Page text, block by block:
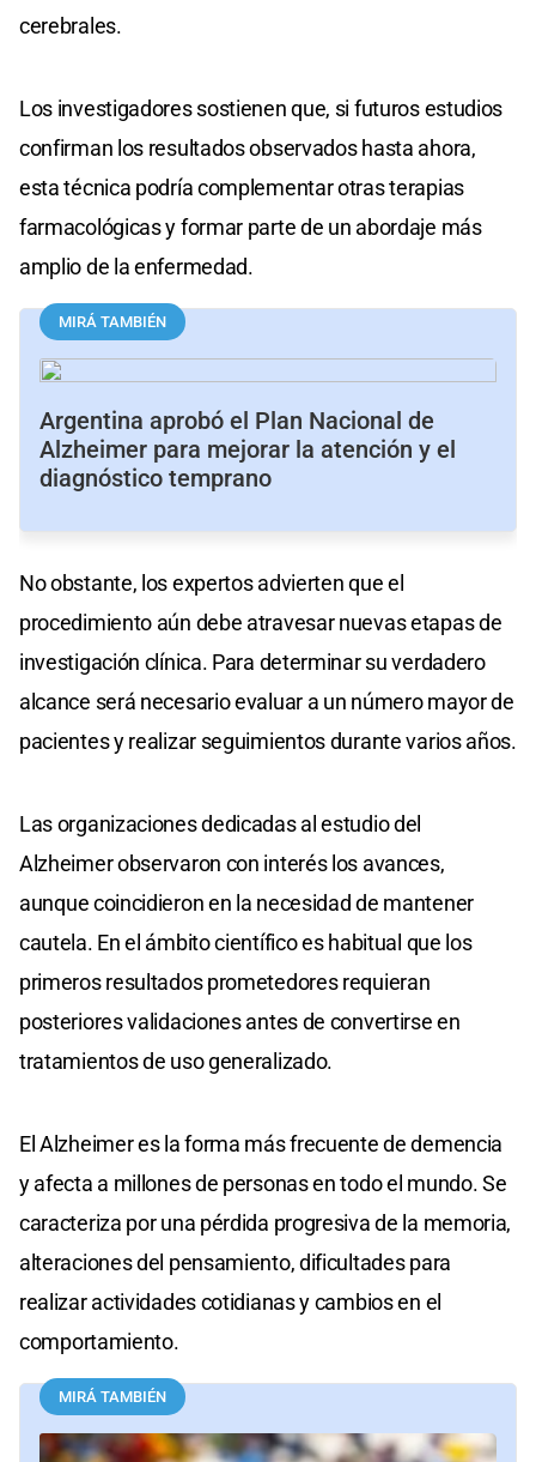
cerebrales.
Los investigadores sostienen que, si futuros estudios
confirman los resultados observados hasta ahora,
esta técnica podría complementar otras terapias
farmacológicas y formar parte de un abordaje más
amplio de la enfermedad.
MIRÁ TAMBIÉN
Argentina aprobó el Plan Nacional de
Alzheimer para mejorar la atención y el
diagnóstico temprano
No obstante, los expertos advierten que el
procedimiento aún debe atravesar nuevas etapas de
investigación clínica. Para determinar su verdadero
alcance será necesario evaluar a un número mayor de
pacientes y realizar seguimientos durante varios años.
Las organizaciones dedicadas al estudio del
Alzheimer observaron con interés los avances,
aunque coincidieron en la necesidad de mantener
cautela. En el ámbito científico es habitual que los
primeros resultados prometedores requieran
posteriores validaciones antes de convertirse en
tratamientos de uso generalizado.
El Alzheimer es la forma más frecuente de demencia
y afecta a millones de personas en todo el mundo. Se
caracteriza por una pérdida progresiva de la memoria,
alteraciones del pensamiento, dificultades para
realizar actividades cotidianas y cambios en el
comportamiento.
MIRÁ TAMBIÉN